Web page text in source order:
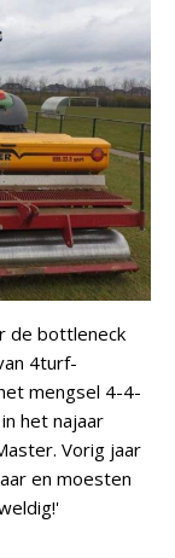
de bottleneck
4turf-
mengsel 4-4-
het najaar
Vorig jaar
en moesten